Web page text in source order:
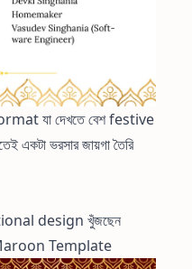
যা দেখতে বেশ festive
একটা ভরসার জায়গা তৈরি
design খুঁজছেন
Template